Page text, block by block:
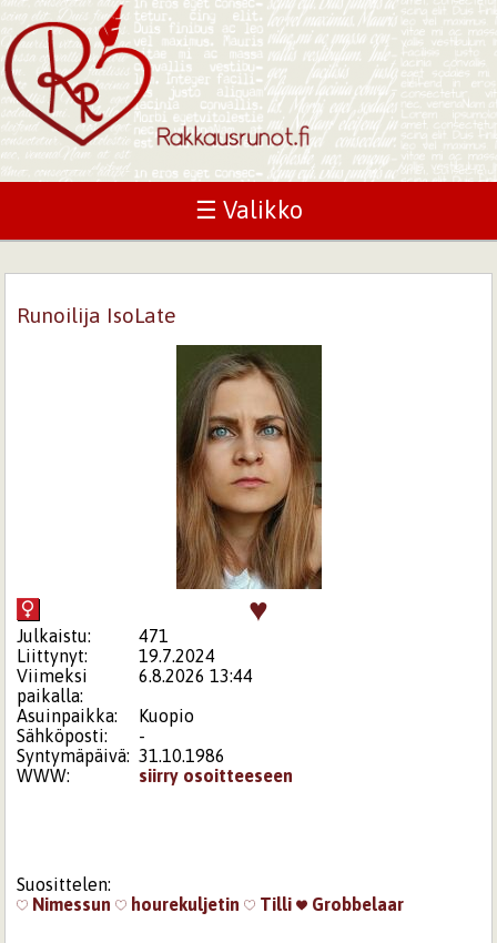
☰ Valikko
Runoilija IsoLate
♥
Julkaistu:
471
Liittynyt:
19.7.2024
Viimeksi
paikalla:
6.8.2026 13:44
Asuinpaikka:
Kuopio
Sähköposti:
-
Syntymäpäivä: 31.10.1986
WWW:
siirry osoitteeseen
Suosittelen:
Nimessun
hourekuljetin Tilli Grobbelaar